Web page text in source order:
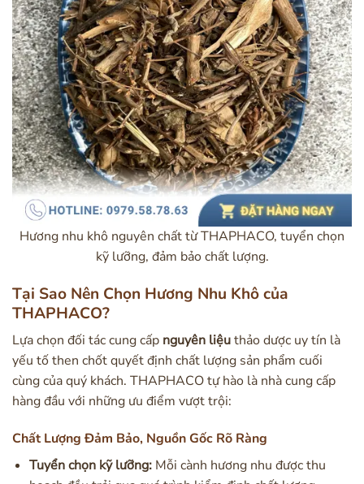
Hương nhu khô nguyên chất từ THAPHACO, tuyển chọn
kỹ lưỡng, đảm bảo chất lượng.
Tại Sao Nên Chọn Hương Nhu Khô của
THAPHACO?
Lựa chọn đối tác cung cấp nguyên liệuthảo dược uy tín là
yếu tố then chốt quyết định chất lượng sản phẩm cuối
cùng của quý khách. THAPHACO tự hào là nhà cung cấp
hàng đầu với những ưu điểm vượt trội:
Chất Lượng Đảm Bảo, Nguồn Gốc Rõ Ràng
Tuyển chọn kỹ lưỡng:Mỗi cành hương nhu được thu